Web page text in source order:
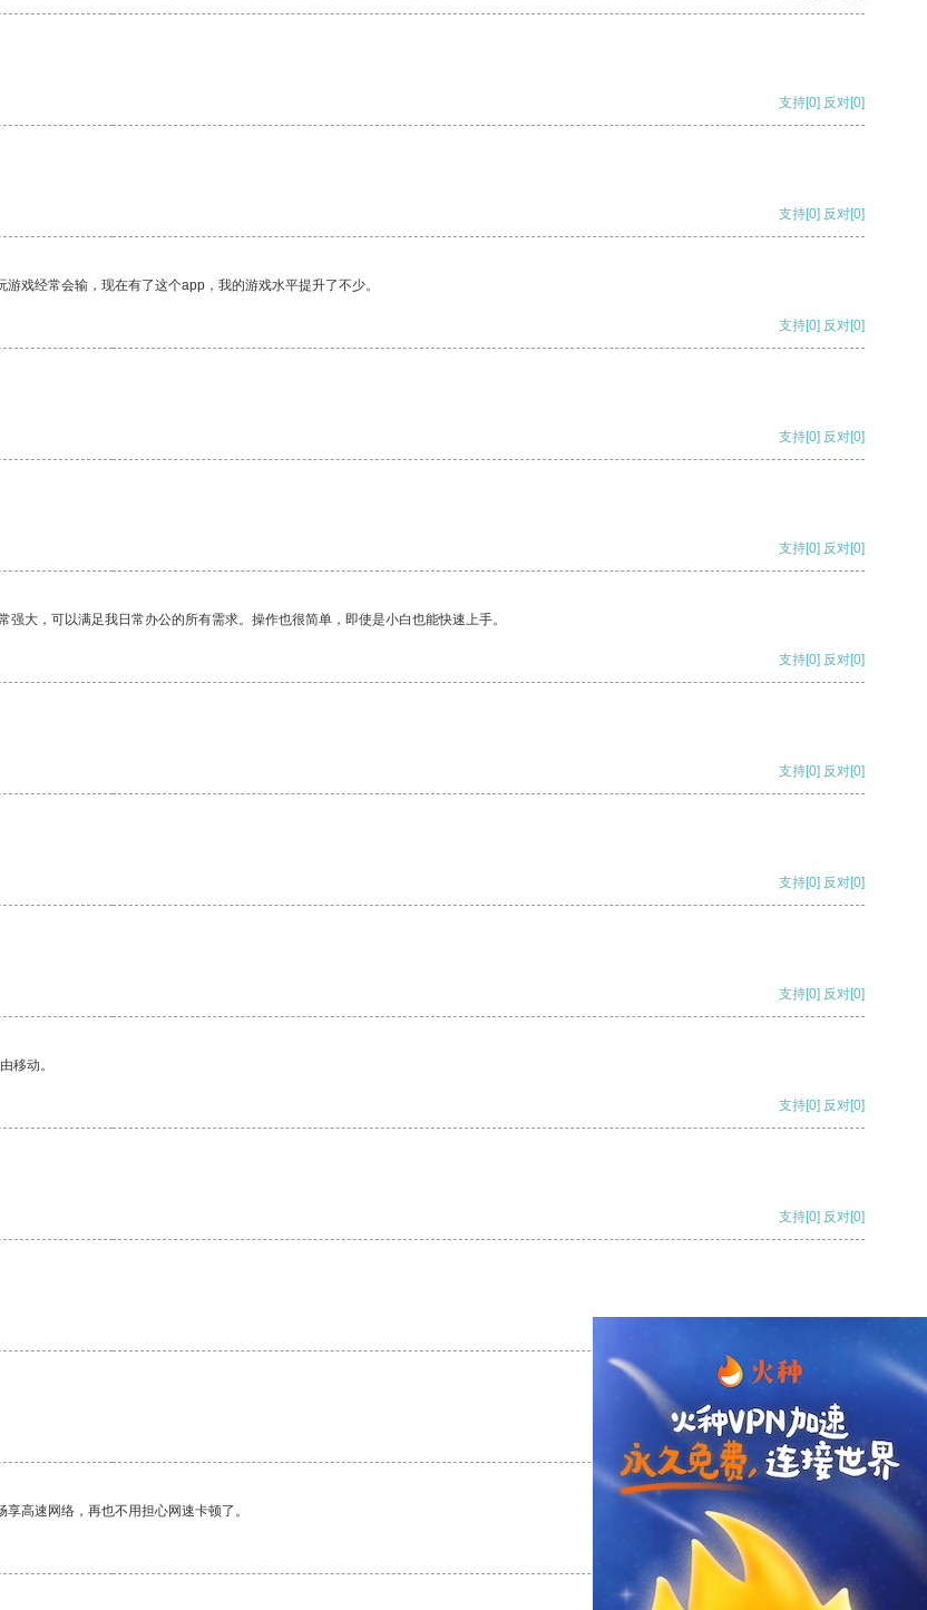
支持[0] 反对[0]
支持[0] 反对[0]
戏经常会输，现在有了这个app，我的游戏水平提升了不少。
支持[0] 反对[0]
支持[0] 反对[0]
支持[0] 反对[0]
大，可以满足我日常办公的所有需求。操作也很简单，即使是小白也能快速上手。
支持[0] 反对[0]
支持[0] 反对[0]
支持[0] 反对[0]
支持[0] 反对[0]
移动。
支持[0] 反对[0]
支持[0] 反对[0]
支持 [0] 反对 [0]
高速网络，再也不用担心网速卡顿了。
支持